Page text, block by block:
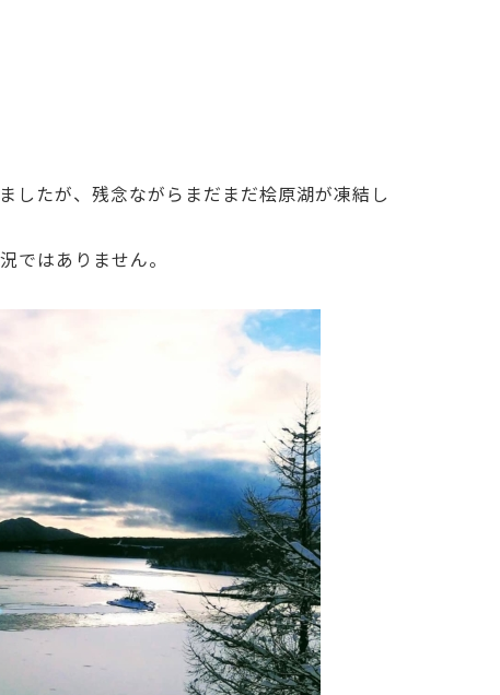
したが、残念ながらまだまだ桧原湖が凍結し
ではありません。